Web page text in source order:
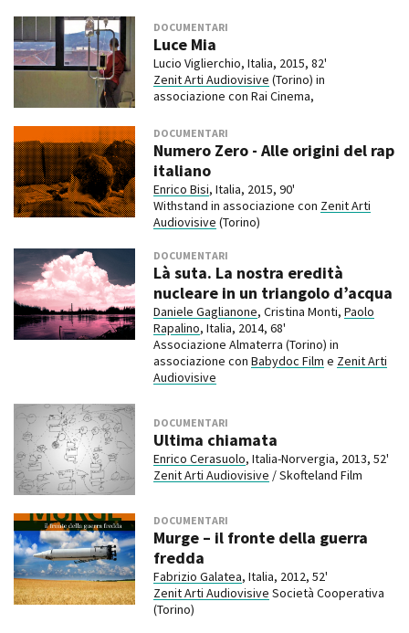
DOCUMENTARI
Luce Mia
Lucio Viglierchio, Italia, 2015, 82'
Zenit Arti Audiovisive (Torino) in
associazione con Rai Cinema,
DOCUMENTARI
Numero Zero - Alle origini del rap
italiano
Enrico Bisi, Italia, 2015, 90'
Withstand in associazione con Zenit Arti
Audiovisive (Torino)
DOCUMENTARI
Là suta. La nostra eredità
nucleare in un triangolo d’acqua
Daniele Gaglianone, Cristina Monti, Paolo
Rapalino, Italia, 2014, 68'
Associazione Almaterra (Torino) in
associazione con Babydoc Film e Zenit Arti
Audiovisive
DOCUMENTARI
Ultima chiamata
Enrico Cerasuolo, Italia-Norvergia, 2013, 52'
Zenit Arti Audiovisive / Skofteland Film
DOCUMENTARI
Murge – il fronte della guerra
fredda
Fabrizio Galatea, Italia, 2012, 52'
Zenit Arti Audiovisive Società Cooperativa
(Torino)